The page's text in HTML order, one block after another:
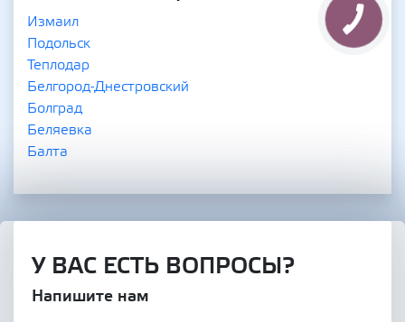
Измаил
Подольск
Теплодар
Белгород-Днестровский
Болград
Беляевка
Балта
У ВАС ЕСТЬ ВОПРОСЫ?
Напишите нам